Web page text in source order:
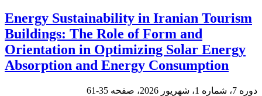
Energy Sustainability in Iranian Tourism
Buildings: The Role of Form and
Orientation in Optimizing Solar Energy
Absorption and Energy Consumption
دوره 7، شماره 1، شهریور 2026، صفحه 35-61